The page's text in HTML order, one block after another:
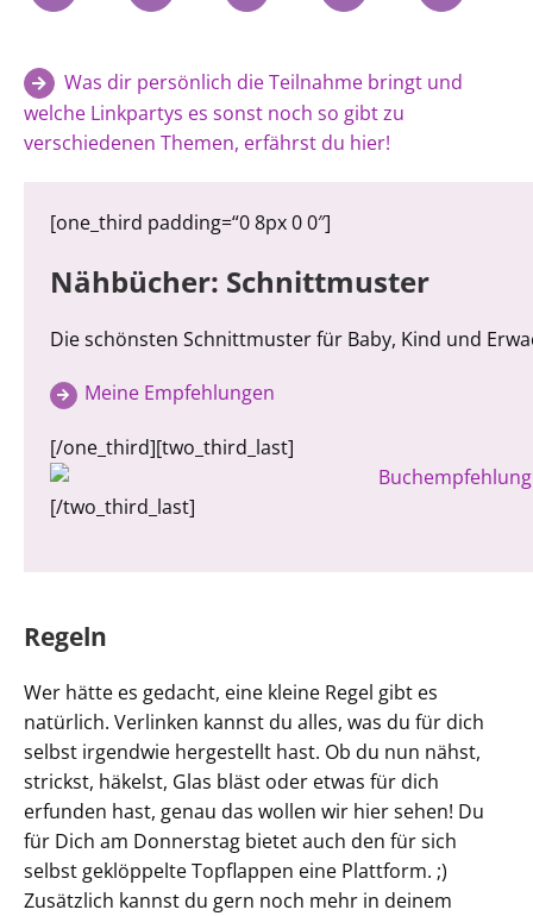
Was dir persönlich die Teilnahme bringt und
welche Linkpartys es sonst noch so gibt zu
verschiedenen Themen, erfährst du hier!
[one_third padding=“0 8px 0 0″]
Nähbücher: Schnittmuster
Die schönsten Schnittmuster für Baby, Kind und
Meine Empfehlungen
[/one_third][two_third_last]
[/two_third_last]
Regeln
Wer hätte es gedacht, eine kleine Regel gibt es
natürlich. Verlinken kannst du alles, was du für dich
selbst irgendwie hergestellt hast. Ob du nun nähst,
strickst, häkelst, Glas bläst oder etwas für dich
erfunden hast, genau das wollen wir hier sehen! Du
für Dich am Donnerstag bietet auch den für sich
selbst geklöppelte Topflappen eine Plattform. ;)
Zusätzlich kannst du gern noch mehr in deinem